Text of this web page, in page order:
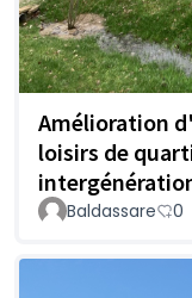
Amélioration
loisirs de
Baldassare 0